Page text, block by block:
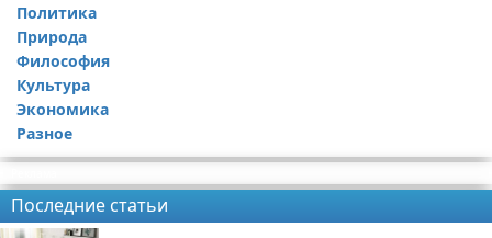
Политика
Природа
Философия
Культура
Экономика
Разное
Последние статьи